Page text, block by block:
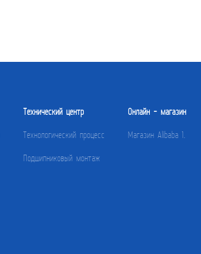
Технический центр
Технологический процесс
Подшипниковый монтаж
Онлайн - магазин
Магазин Alibaba 1.